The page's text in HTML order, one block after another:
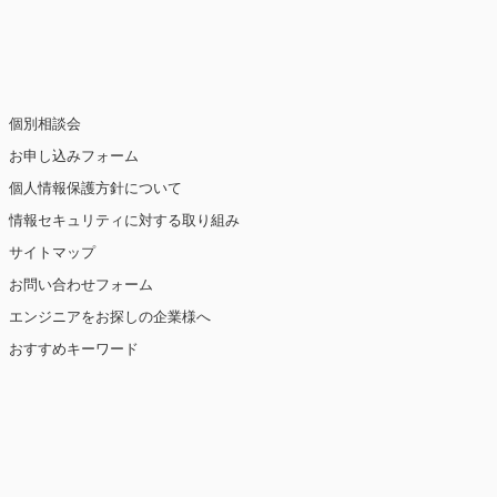
覧情報などをもとにユーザーの興味・関
用しています（ただし、個人を特定・識
講じます。
個別相談会
お申し込みフォーム
個人情報保護方針について
情報セキュリティに対する取り組み
サイトマップ
お問い合わせフォーム
エンジニアをお探しの企業様へ
おすすめキーワード